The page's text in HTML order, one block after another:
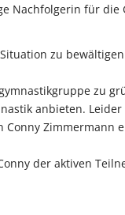
Nachfolgerin für die
zu
zu
anbieten.
Zimmermann
der aktiven